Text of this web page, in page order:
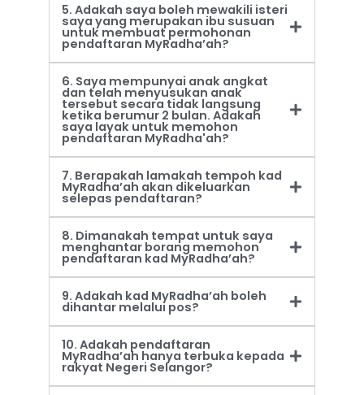
5. Adakah saya boleh mewakili isteri
saya yang merupakan ibu susuan
untuk membuat permohonan
pendaftaran MyRadha’ah?
6. Saya mempunyai anak angkat
dan telah menyusukan anak
tersebut secara tidak langsung
ketika berumur 2 bulan. Adakah
saya layak untuk memohon
pendaftaran MyRadha'ah?
7. Berapakah lamakah tempoh kad
MyRadha’ah akan dikeluarkan
selepas pendaftaran?
8. Dimanakah tempat untuk saya
menghantar borang memohon
pendaftaran kad MyRadha’ah?
9. Adakah kad MyRadha’ah boleh
dihantar melalui pos?
10. Adakah pendaftaran
MyRadha’ah hanya terbuka kepada
rakyat Negeri Selangor?